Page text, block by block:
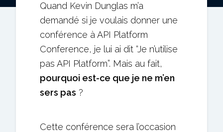
Quand Kevin Dunglas m’a
demandé si je voulais donner une
conférence à API Platform
Conference, je lui ai dit “Je n’utilise
pas API Platform”. Mais au fait,
pourquoi est-ce que je ne m’en
sers pas ?
Cette conférence sera l’occasion